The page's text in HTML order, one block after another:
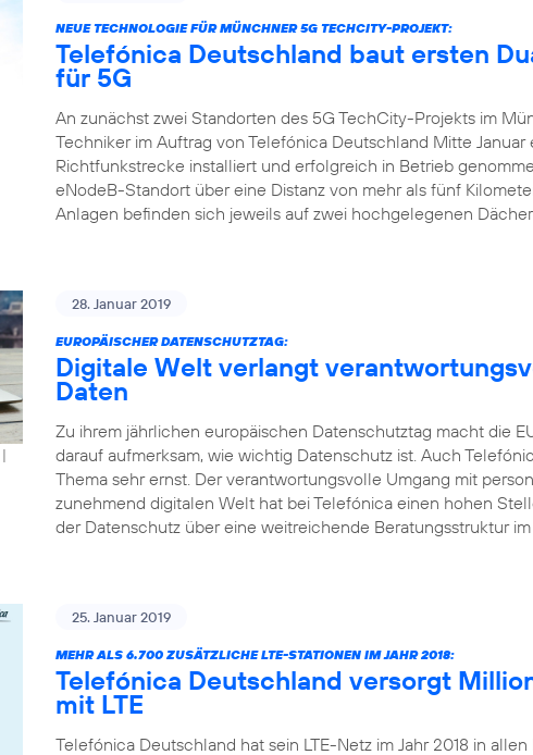
NEUE TECHNOLOGIE FÜR MÜNCHNER 5G TECHCITY-PROJEKT:
Telefónica Deutschland baut ersten
für 5G
An zunächst zwei Standorten des 5G TechCity-Projekts im
Techniker im Auftrag von Telefónica Deutschland Mitte Januar
Richtfunkstrecke installiert und erfolgreich in Betrieb
eNodeB-Standort über eine Distanz von mehr als fünf
Anlagen befinden sich jeweils auf zwei hochgelegenen
|
28. Januar 2019
EUROPÄISCHER DATENSCHUTZTAG:
Digitale Welt verlangt
Daten
Zu ihrem jährlichen europäischen Datenschutztag macht die
darauf aufmerksam, wie wichtig Datenschutz ist. Auch
Thema sehr ernst. Der verantwortungsvolle Umgang mit
zunehmend digitalen Welt hat bei Telefónica einen hohen
der Datenschutz über eine weitreichende Beratungsstruktur
25. Januar 2019
MEHR ALS 6.700 ZUSÄTZLICHE LTE-STATIONEN IM JAHR 2018:
Telefónica Deutschland versorgt
mit LTE
Telefónica Deutschland hat sein LTE-Netz im Jahr 2018 in